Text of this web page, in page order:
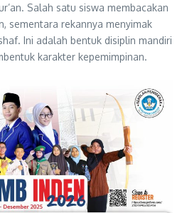
Salah satu siswa membacakan
sementara rekannya menyimak
Ini adalah bentuk disiplin mandiri
karakter kepemimpinan.